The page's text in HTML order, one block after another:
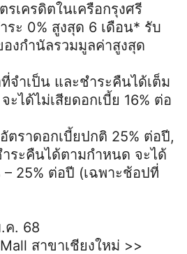
รเครดิตในเครือกรุงศรี
ะ 0% สูงสุด 6 เดือน* รับ
งกำนัลรวมมูลค่าสูงสุด
จำเป็น และชำระคืนได้เต็ม
ได้ไม่เสียดอกเบี้ย 16% ต่อ
ตราดอกเบี้ยปกติ 25% ต่อปี,
ระคืนได้ตามกำหนด จะได้
– 25% ต่อปี (เฉพาะช้อปที่
ค. 68
สาขาเชียงใหม่ >>